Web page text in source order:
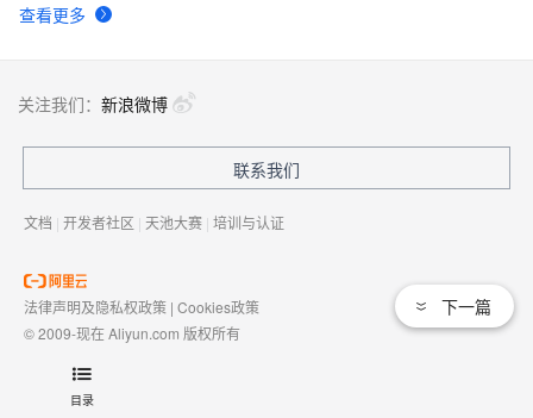
目录
查看更多
下一篇
关注我们： 新浪微博
联系我们
文档 | 开发者社区 | 天池大赛 | 培训与认证
法律声明及隐私权政策 | Cookies政策
© 2009-现在 Aliyun.com 版权所有
域名注册服务机构许可：